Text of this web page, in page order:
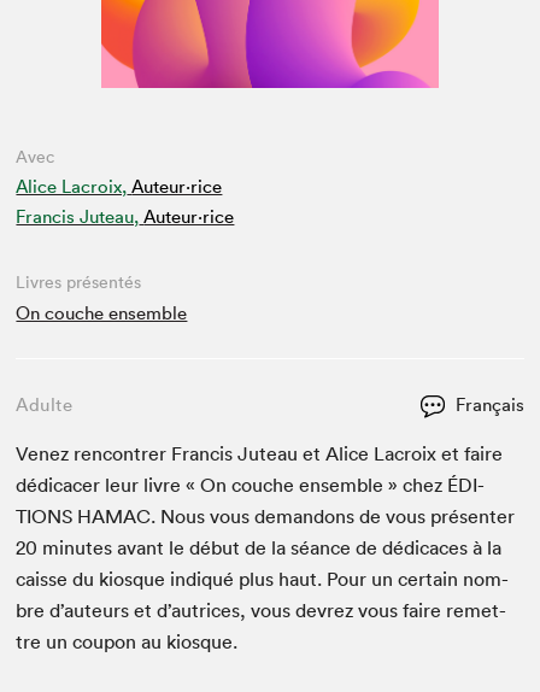
Avec
Alice Lacroix, Auteur·rice
Francis Juteau, Auteur·rice
Livres présentés
On couche ensemble
Adulte Français
Venez ren­con­tr­er Fran­cis Juteau et Alice Lacroix et faire
dédi­cac­er leur livre « On couche ensem­ble » chez ÉDI­
TIONS HAMAC. Nous vous deman­dons de vous présen­ter
20 min­utes avant le début de la séance de dédi­caces à la
caisse du kiosque indiqué plus haut. Pour un cer­tain nom­
bre d’auteurs et d’autrices, vous devrez vous faire remet­
tre un coupon au kiosque.